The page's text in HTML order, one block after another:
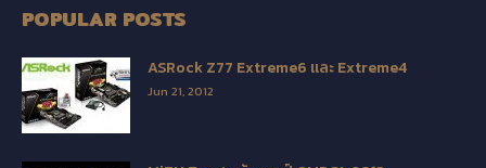
POPULAR POSTS
ASRock Z77 Extreme6 และ Extreme4
Jun 21, 2012